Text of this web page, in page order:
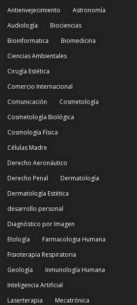
Antienvejecimiento
Astronomía
Audiología
Biociencias
Bioinformatica
Biomedicina
Ciencias Ambientales
Cirugía Estética
Comercio Internacional
Comunicación
Cosmetología
Cosmetología Biológica
Cosmología Física
Células Madre
Derecho Aeronáutico
Derecho Penal
Dermatología
Dermatología Estética
desarrollo personal
Diagnóstico por Imagen
Etología
Farmacologia Humana
Fisioterapia Respiratoria
Geología
Inmunología Humana
Inteligencia Artificial
Laserterapia
Mecatrónica